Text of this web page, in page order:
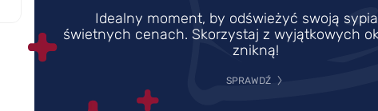
Idealny moment, by odświeżyć swoją
świetnych cenach. Skorzystaj z wyjątkowych
znikną!
SPRAWDŹ